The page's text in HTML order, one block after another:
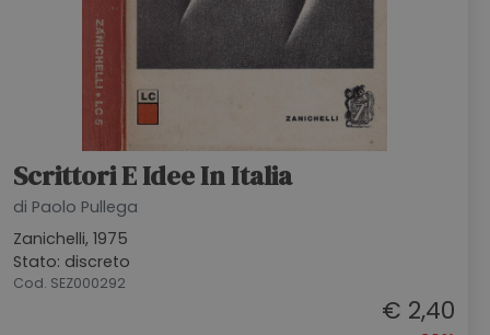
Scrittori E Idee In Italia
di Paolo Pullega
Zanichelli, 1975
Stato: discreto
Cod. SEZ000292
€ 2,40